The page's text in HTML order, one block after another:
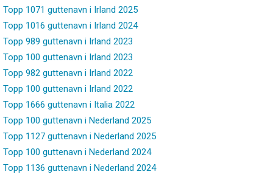
Topp 1071 guttenavn i Irland 2025
Topp 1016 guttenavn i Irland 2024
Topp 989 guttenavn i Irland 2023
Topp 100 guttenavn i Irland 2023
Topp 982 guttenavn i Irland 2022
Topp 100 guttenavn i Irland 2022
Topp 1666 guttenavn i Italia 2022
Topp 100 guttenavn i Nederland 2025
Topp 1127 guttenavn i Nederland 2025
Topp 100 guttenavn i Nederland 2024
Topp 1136 guttenavn i Nederland 2024